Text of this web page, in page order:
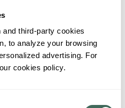
third-party cookies
to analyze your browsing
advertising. For
cookies policy.
+ picnic
guiada de 2 h, a las 11h00.
a las 23h00
Plus